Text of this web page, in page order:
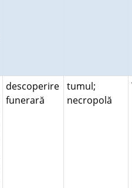
descoperire
funerară
tumul;
necropolă